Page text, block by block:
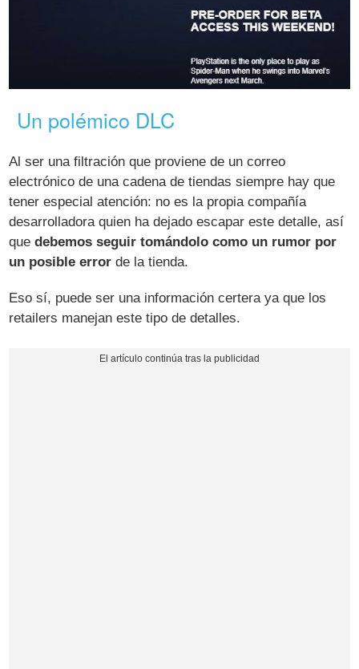
Un polémico DLC
Al ser una filtración que proviene de un correo
electrónico de una cadena de tiendas siempre hay que
tener especial atención: no es la propia compañía
desarrolladora quien ha dejado escapar este detalle, así
quedebemos seguir tomándolo como un rumor por
un posible error de la tienda.
Eso sí, puede ser una información certera ya que los
retailers manejan este tipo de detalles.